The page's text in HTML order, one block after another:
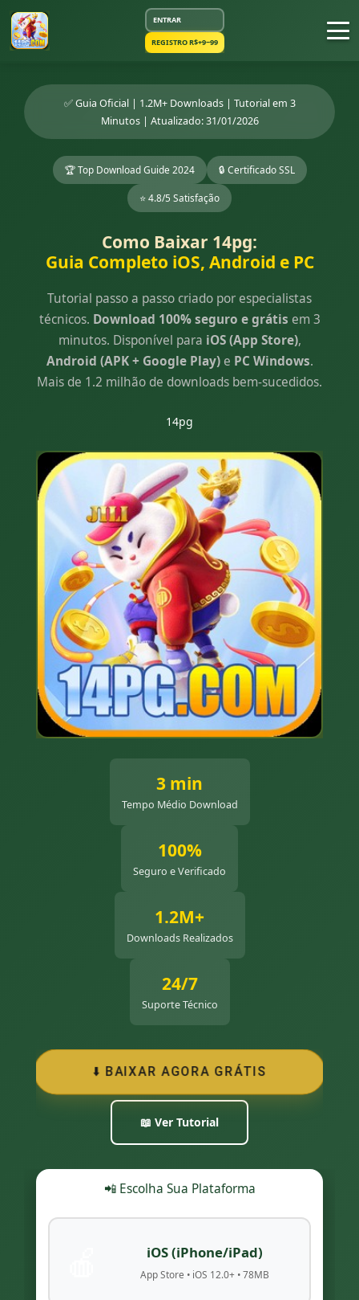
ENTRAR
REGISTRO R$+9~99
✅ Guia Oficial | 1.2M+ Downloads | Tutorial em 3
Minutos | Atualizado: 31/01/2026
🏆 Top Download Guide 2024 🔒 Certificado SSL
⭐ 4.8/5 Satisfação
Como Baixar 14pg:
Guia Completo iOS, Android e PC
Tutorial passo a passo criado por especialistas
técnicos. Download 100% seguro e grátis em 3
minutos. Disponível para iOS (App Store),
Android (APK + Google Play)e PC Windows.
Mais de 1.2 milhão de downloads bem-sucedidos.
14pg
3 min
Tempo Médio Download
100%
Seguro e Verificado
1.2M+
Downloads Realizados
24/7
Suporte Técnico
⬇️ BAIXAR AGORA GRÁTIS
📖 Ver Tutorial
📲 Escolha Sua Plataforma
iOS (iPhone/iPad)
App Store • iOS 12.0+ • 78MB